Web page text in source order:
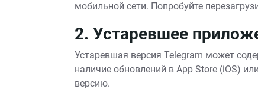
мобильной сети. Попробуйте
2. Устаревшее
Устаревшая версия Telegram может
наличие обновлений в App Store (iOS)
версию.